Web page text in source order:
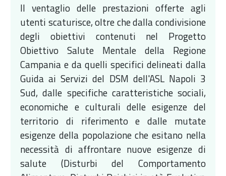
Il ventaglio delle prestazioni offerte agli
utenti scaturisce, oltre che dalla condivisione
degli obiettivi contenuti nel Progetto
Obiettivo Salute Mentale della Regione
Campania e da quelli specifici delineati dalla
Guida ai Servizi del DSM dell'ASL Napoli 3
Sud, dalle specifiche caratteristiche sociali,
economiche e culturali delle esigenze del
territorio di riferimento e dalle mutate
esigenze della popolazione che esitano nella
necessità di affrontare nuove esigenze di
salute (Disturbi del Comportamento